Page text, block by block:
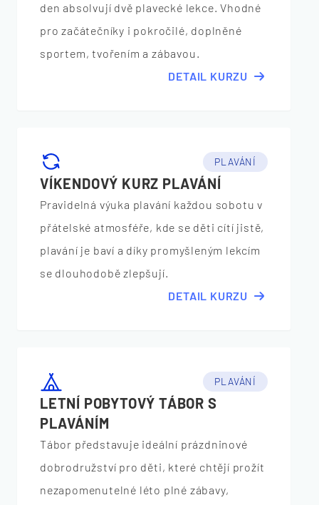
den absolvují dvě plavecké lekce. Vhodné
pro začátečníky i pokročilé, doplněné
sportem, tvořením a zábavou.
DETAIL KURZU
PLAVÁNÍ
VÍKENDOVÝ KURZ PLAVÁNÍ
Pravidelná výuka plavání každou sobotu v
přátelské atmosféře, kde se děti cítí jistě,
plavání je baví a díky promyšleným lekcím
se dlouhodobě zlepšují.
DETAIL KURZU
PLAVÁNÍ
LETNÍ POBYTOVÝ TÁBOR S
PLAVÁNÍM
Tábor představuje ideální prázdninové
dobrodružství pro děti, které chtějí prožít
nezapomenutelné léto plné zábavy,